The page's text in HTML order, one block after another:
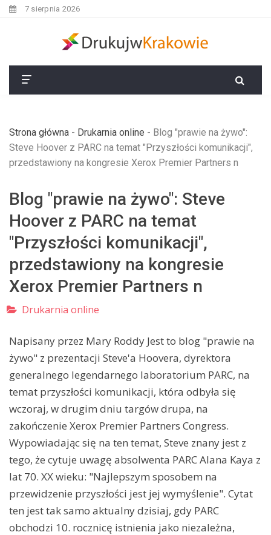
7 sierpnia 2026
Strona główna - Drukarnia online - Blog "prawie na żywo":
Steve Hoover z PARC na temat "Przyszłości komunikacji",
przedstawiony na kongresie Xerox Premier Partners n
Blog "prawie na żywo": Steve
Hoover z PARC na temat
"Przyszłości komunikacji",
przedstawiony na kongresie
Xerox Premier Partners n
Drukarnia online
Napisany przez Mary Roddy Jest to blog "prawie na
żywo" z prezentacji Steve'a Hoovera, dyrektora
generalnego legendarnego laboratorium PARC, na
temat przyszłości komunikacji, która odbyła się
wczoraj, w drugim dniu targów drupa, na
zakończenie Xerox Premier Partners Congress.
Wypowiadając się na ten temat, Steve znany jest z
tego, że cytuje uwagę absolwenta PARC Alana Kaya z
lat 70. XX wieku: "Najlepszym sposobem na
przewidzenie przyszłości jest jej wymyślenie". Cytat
ten jest tak samo aktualny dzisiaj, gdy PARC
obchodzi 10. rocznicę istnienia jako niezależna,